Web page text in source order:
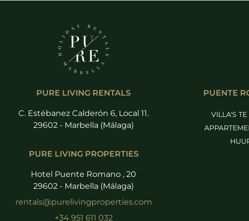
PURE LIVING RENTALS
C. Estébanez Calderón 6, Local 11.
29602 - Marbella (Málaga)
PURE LIVING PROPERTIES
Hotel Puente Romano , 20
29602 - Marbella (Málaga)
rentals@purelivingproperties.com
+34 951 611 032
PUENTE
VILLA'S